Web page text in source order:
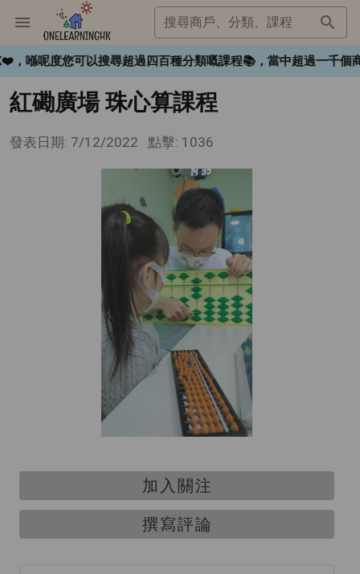
搜尋商戶、分類、課程
呢度您可以搜尋超過四百種分類嘅課程📚，當中超過一千個商
紅磡廣場 珠心算課程
發表日期: 7/12/2022 點擊: 1036
加入關注
撰寫評論